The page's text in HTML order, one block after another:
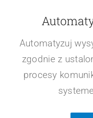
Automatyzuj
zgodnie z
procesy